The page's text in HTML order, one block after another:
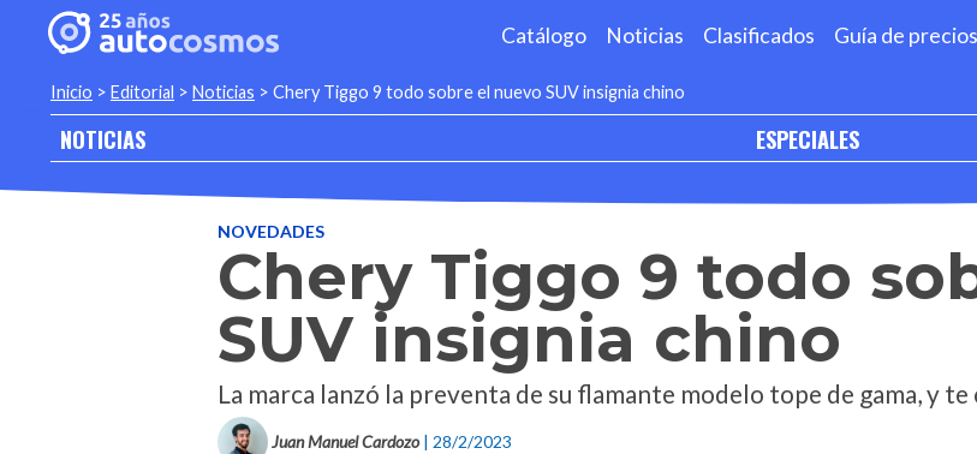
Catálogo Noticias Clasificados Guía de precios
Inicio > Editorial > Noticias > Chery Tiggo 9 todo sobre el nuevo SUV insignia chino
NOTICIAS ESPECIALES
NOVEDADES
Chery Tiggo 9 todo
SUV insignia chino
La marca lanzó la preventa de su flamante modelo tope de gama, y
Juan Manuel Cardozo | 28/2/2023